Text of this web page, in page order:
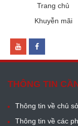
Trang chủ
Khuyễn mãi
THÔNG TIN
Thông tin về chủ
Thông tin về các